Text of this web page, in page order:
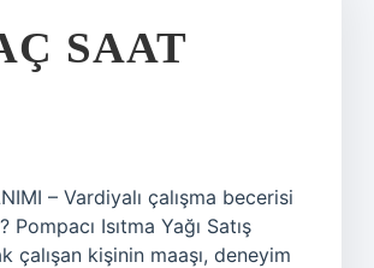
SAAT
– Vardiyalı çalışma becerisi
Isıtma Yağı Satış
çalışan kişinin maaşı, deneyim